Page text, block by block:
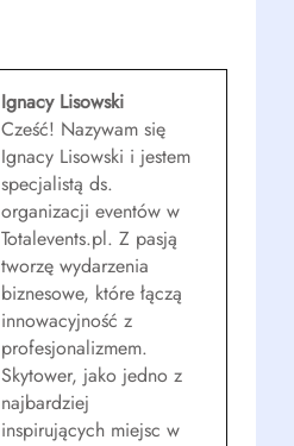
Ignacy Lisowski
Cześć! Nazywam się
Ignacy Lisowski i jestem
specjalistą ds.
organizacji eventów w
Totalevents.pl. Z pasją
tworzę wydarzenia
biznesowe, które łączą
innowacyjność z
profesjonalizmem.
Skytower, jako jedno z
najbardziej
inspirujących miejsc w